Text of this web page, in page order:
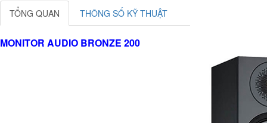
TỔNG QUAN THÔNG SỐ KỸ THUẬT
MONITOR AUDIO BRONZE 200